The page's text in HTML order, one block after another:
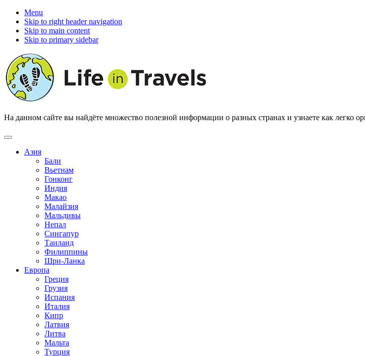
Menu
Skip to right header navigation
Skip to main content
Skip to primary sidebar
На данном сайте вы найдёте множество полезной информации о разных странах и узнаете как легко
Азия
Бали
Вьетнам
Гонконг
Индия
Макао
Малайзия
Мальдивы
Непал
Сингапур
Таиланд
Филиппины
Шри-Ланка
Европа
Греция
Грузия
Испания
Италия
Кипр
Латвия
Литва
Мальта
Турция